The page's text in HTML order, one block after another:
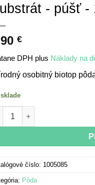
- púšť -
€
DPH plus Náklady na
osobitný biotop
sklade
Substrate - desert -
číslo: 1005085
Pôda